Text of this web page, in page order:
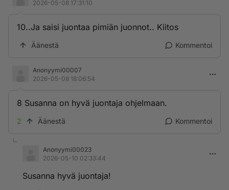
2026-05-08 17:31:10
10..Ja saisi juontaa pimiän juonnot.. Kiitos
Äänestä Kommentoi
Anonyymi00007
2026-05-08 18:06:54
8 Susanna on hyvä juontaja ohjelmaan.
2 Äänestä Kommentoi
Anonyymi00023
2026-05-10 02:33:44
Susanna hyvä juontaja!